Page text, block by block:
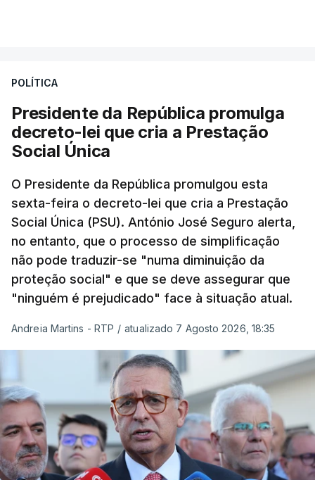
POLÍTICA
Presidente da República promulga
decreto-lei que cria a Prestação
Social Única
O Presidente da República promulgou esta
sexta-feira o decreto-lei que cria a Prestação
Social Única (PSU). António José Seguro alerta,
no entanto, que o processo de simplificação
não pode traduzir-se "numa diminuição da
proteção social" e que se deve assegurar que
"ninguém é prejudicado" face à situação atual.
Andreia Martins - RTP / atualizado 7 Agosto 2026, 18:35